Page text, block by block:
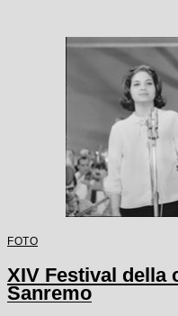
FOTO
XIV Festival della
Sanremo